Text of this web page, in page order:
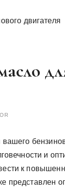
двигателя
и
к
представлен